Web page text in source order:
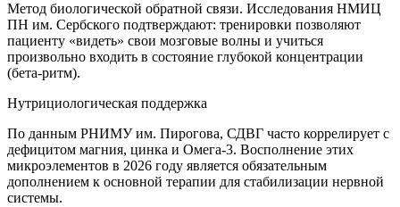
Метод биологической обратной связи. Исследования НМИЦ
ПН им. Сербского подтверждают: тренировки позволяют
пациенту «видеть» свои мозговые волны и учиться
произвольно входить в состояние глубокой концентрации
(бета-ритм).
Нутрициологическая поддержка
По данным РНИМУ им. Пирогова, СДВГ часто коррелирует с
дефицитом магния, цинка и Омега-3. Восполнение этих
микроэлементов в 2026 году является обязательным
дополнением к основной терапии для стабилизации нервной
системы.